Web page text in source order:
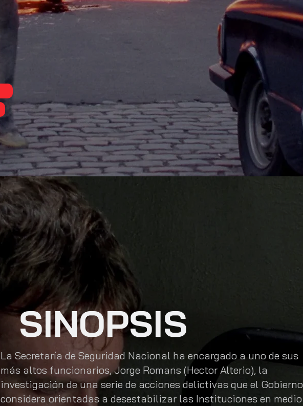
SINOPSIS
La Secretaría de Seguridad Nacional ha encargado a uno de sus
más altos funcionarios, Jorge Romans (Hector Alterio), la
investigación de una serie de acciones delictivas que el Gobierno
considera orientadas a desestabilizar las Instituciones en medio